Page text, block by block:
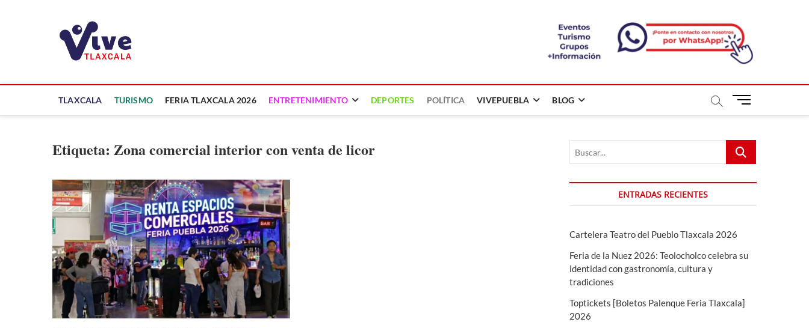
TLAXCALA TURISMO FERIA TLAXCALA 2026 ENTRETENIMIENTO DEPORTES POLÍTICA VIVEPUEBLA BLOG
B
ó
n
d
e
Etiqueta: Zona comercial interior con venta de licor Buscar...
ENTRADAS RECIENTES
Cartelera Teatro del Pueblo Tlaxcala 2026
Feria de la Nuez 2026: Teolocholco celebra su
identidad con gastronomía, cultura y
tradiciones
Toptickets [Boletos Palenque Feria Tlaxcala]
2026